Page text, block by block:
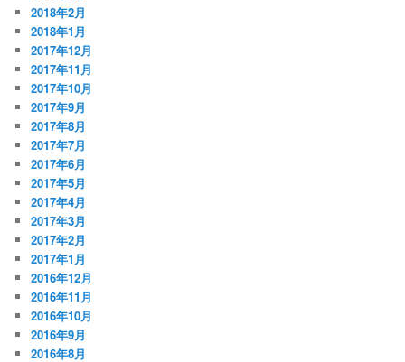
2018年2月
2018年1月
2017年12月
2017年11月
2017年10月
2017年9月
2017年8月
2017年7月
2017年6月
2017年5月
2017年4月
2017年3月
2017年2月
2017年1月
2016年12月
2016年11月
2016年10月
2016年9月
2016年8月